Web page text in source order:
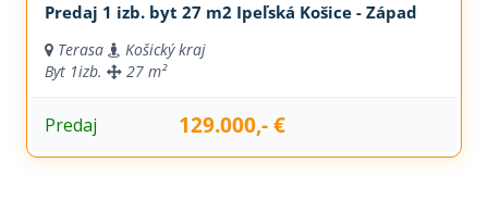
Predaj 1 izb. byt 27 m2 Ipeľská Košice - Západ
Terasa
Košický kraj
Byt 1izb. 27 m²
Predaj 129.000,- €